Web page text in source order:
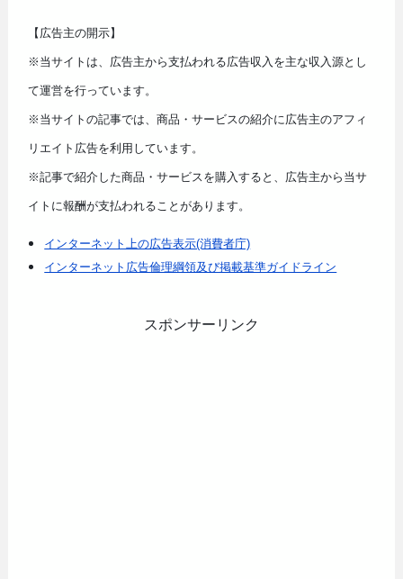
【広告主の開示】
※当サイトは、広告主から支払われる広告収入を主な収入源とし
て運営を行っています。
※当サイトの記事では、商品・サービスの紹介に広告主のアフィ
リエイト広告を利用しています。
※記事で紹介した商品・サービスを購入すると、広告主から当サ
イトに報酬が支払われることがあります。
インターネット上の広告表示(消費者庁)
インターネット広告倫理綱領及び掲載基準ガイドライン
スポンサーリンク